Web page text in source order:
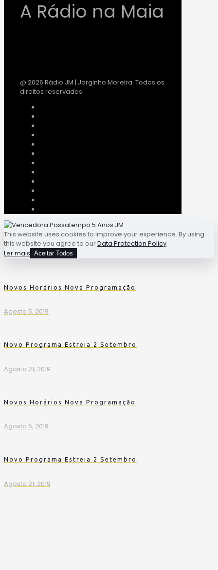
A Rádio na Maia
@ 2026 Rádio JM | Jorginho Moreira. Todos os
direitos reservados.
This website uses cookies to improve your experience. By using
this website you agree to ourData Protection Policy.
Ler mais Aceitar Todos
Novos Horários Nova Programação
Agosto 5, 2019
Novo Programa Estreia 2 Setembro
Agosto 21, 2019
Novos Horários Nova Programação
Agosto 5, 2019
Novo Programa Estreia 2 Setembro
Agosto 21, 2019